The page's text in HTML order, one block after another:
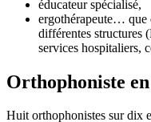
éducateur spécialisé,
ergothérapeute… que
différentes structures
services hospitaliers,
Orthophoniste
Huit orthophonistes sur dix